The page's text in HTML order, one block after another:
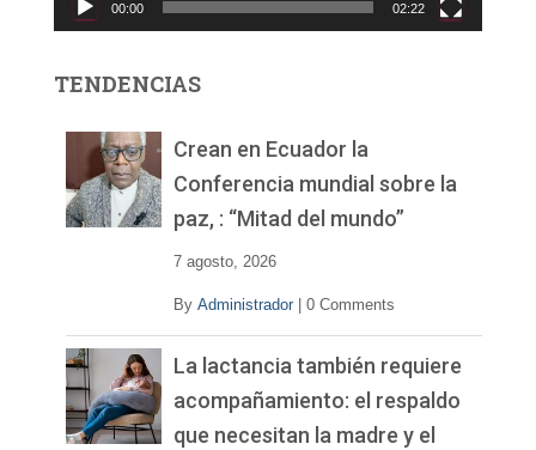
d
00:00 02:22
TENDENCIAS
Crean en Ecuador la
Conferencia mundial sobre la
paz, : “Mitad del mundo”
7 agosto, 2026
By Administrador 0 Comments
La lactancia también requiere
acompañamiento: el respaldo
que necesitan la madre y el